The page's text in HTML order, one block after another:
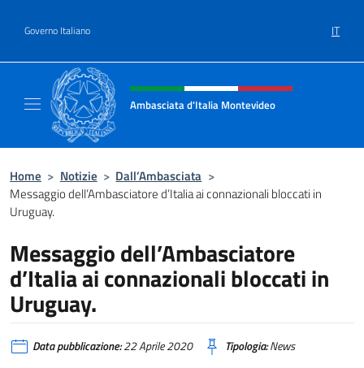
Governo Italiano IT
Intestazione sito, social e menù
Ambasciata d'Italia Montevideo
Home > Notizie > Dall’Ambasciata >
Messaggio dell’Ambasciatore d’Italia ai connazionali bloccati in
Uruguay.
Messaggio dell’Ambasciatore
d’Italia ai connazionali bloccati in
Uruguay.
Data pubblicazione:22 Aprile 2020 Tipologia:News